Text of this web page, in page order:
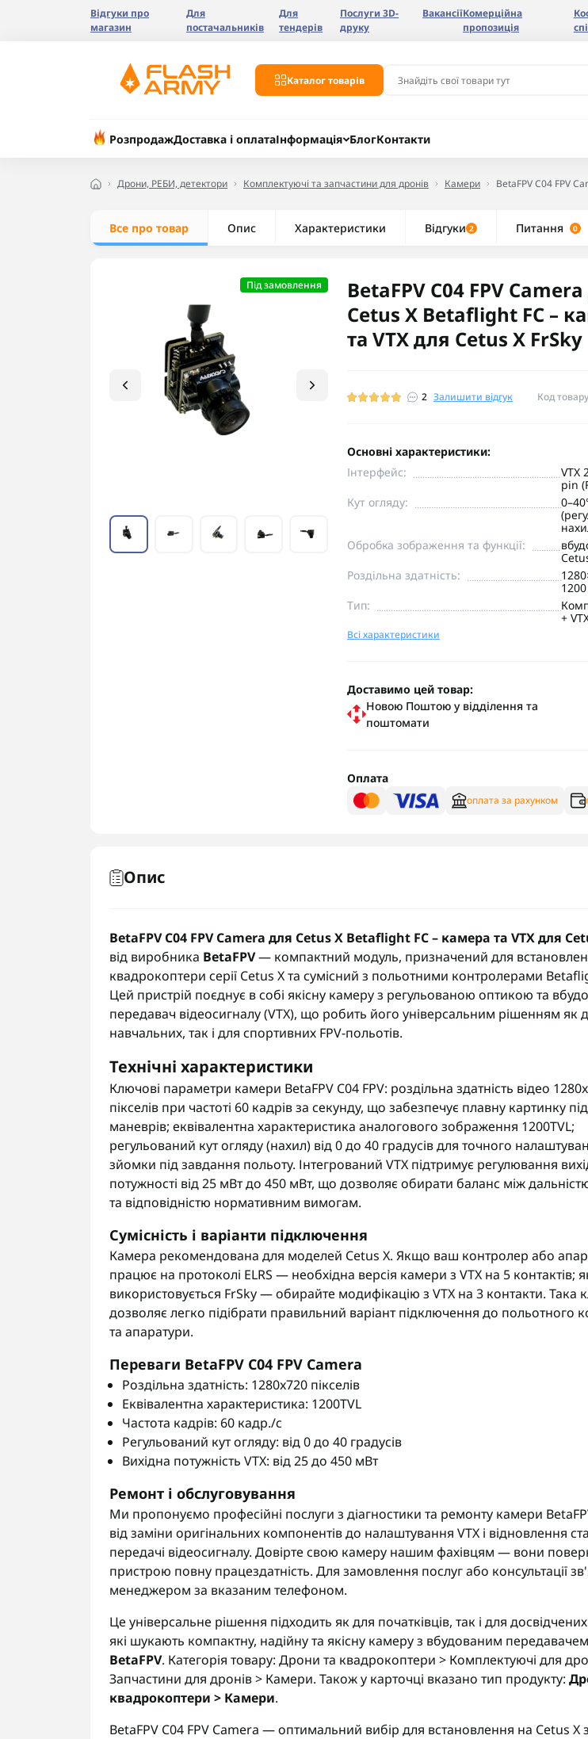
Відгуки про
магазин
Для
постачальників
Для
тендерів
Послуги 3D-
друку
ВакансіїКомерційна
пропозиція
Каталог товарів
РозпродажДоставка і оплатаІнформація БлогКонтакти
Дрони, РЕБИ, детектори Комплектуючі та запчастини для дронів Камери BetaFPV C04 FPV
Все про товар Опис Характеристики Відгуки 2 Питання 0
Під замовлення
BetaFPV C04 FPV
Cetus X Betaflight FC –
та VTX для Cetus X FrSky
2 Залишити відгук Код
Основні характеристики:
Інтерфейс:
VTX
pin
Кут огляду:
Обробка зображення та функції:
Роздільна здатність:
Тип:
+
Всі характеристики
Доставимо цей товар:
Новою Поштою у відділення та
поштомати
Оплата
оплата за рахунком
Опис
BetaFPV C04 FPV Camera для Cetus X Betaflight FC – камера та VTX для
від виробника BetaFPV— компактний модуль, призначений для
квадрокоптери серії Cetus X та сумісний з польотними контролерами
Цей пристрій поєднує в собі якісну камеру з регульованою оптикою та
передавач відеосигналу (VTX), що робить його універсальним рішенням як
навчальних, так і для спортивних FPV-польотів.
Технічні характеристики
Ключові параметри камери BetaFPV C04 FPV: роздільна здатність відео
пікселів при частоті 60 кадрів за секунду, що забезпечує плавну картинку
маневрів; еквівалентна характеристика аналогового зображення 1200TVL;
регульований кут огляду (нахил) від 0 до 40 градусів для точного
зйомки під завдання польоту. Інтегрований VTX підтримує регулювання
потужності від 25 мВт до 450 мВт, що дозволяє обирати баланс між
та відповідністю нормативним вимогам.
Сумісність і варіанти підключення
Камера рекомендована для моделей Cetus X. Якщо ваш контролер або
працює на протоколі ELRS — необхідна версія камери з VTX на 5 контактів;
використовується FrSky — обирайте модифікацію з VTX на 3 контакти. Така
дозволяє легко підібрати правильний варіант підключення до польотного
та апаратури.
Переваги BetaFPV C04 FPV Camera
Роздільна здатність: 1280x720 пікселів
Еквівалентна характеристика: 1200TVL
Частота кадрів: 60 кадр./с
Регульований кут огляду: від 0 до 40 градусів
Вихідна потужність VTX: від 25 до 450 мВт
Ремонт і обслуговування
Ми пропонуємо професійні послуги з діагностики та ремонту камери
від заміни оригінальних компонентів до налаштування VTX і відновлення
передачі відеосигналу. Довірте свою камеру нашим фахівцям — вони
пристрою повну працездатність. Для замовлення послуг або консультації
менеджером за вказаним телефоном.
Це універсальне рішення підходить як для початківців, так і для досвідчених
які шукають компактну, надійну та якісну камеру з вбудованим
BetaFPV. Категорія товару: Дрони та квадрокоптери > Комплектуючі для
Запчастини для дронів > Камери. Також у карточці вказано тип продукту:
квадрокоптери > Камери.
BetaFPV C04 FPV Camera — оптимальний вибір для встановлення на Cetus X з